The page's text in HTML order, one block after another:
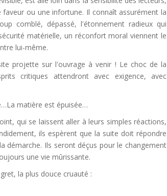
ou une infortune. Il connaît assurément la
comblé, dépassé, l'étonnement radieux qui
matérielle, un réconfort moral viennent le
lui-même.
projette sur l'ouvrage à venir ! Le choc de la
critiques attendront avec exigence, avec
matière est épuisée…
qui se laissent aller à leurs simples réactions,
ils espèrent que la suite doit répondre
démarche. Ils seront déçus pour le changement
une vie mûrissante.
la plus douce cruauté :